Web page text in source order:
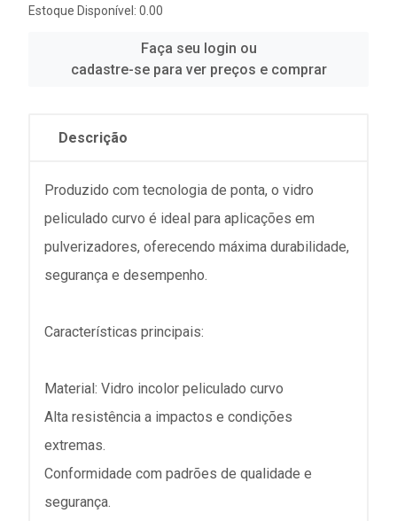
Estoque Disponível: 0.00
Faça seu login ou
cadastre-se para ver preços e comprar
Descrição
Produzido com tecnologia de ponta, o vidro
peliculado curvo é ideal para aplicações em
pulverizadores, oferecendo máxima durabilidade,
segurança e desempenho.
Características principais:
Material: Vidro incolor peliculado curvo
Alta resistência a impactos e condições
extremas.
Conformidade com padrões de qualidade e
segurança.